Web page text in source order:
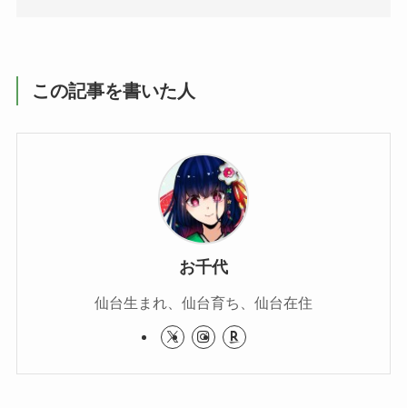
この記事を書いた人
お千代
仙台生まれ、仙台育ち、仙台在住